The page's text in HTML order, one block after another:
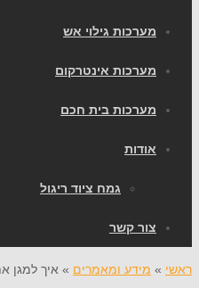
מערכות גילוי אש
מערכות אינטרקום
מערכות בית חכם
אודות
גמח ציוד ריגול
צור קשר
ראשי » מידע ומאמרים » איך למגן